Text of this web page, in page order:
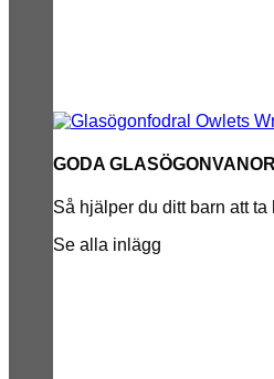
GODA GLASÖGONVANOR
Så hjälper du ditt barn att
Se alla inlägg